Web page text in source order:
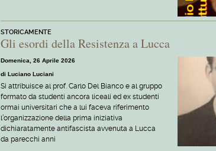
STORICAMENTE
Gli esordi della Resistenza a Lucca
Domenica, 26 Aprile 2026
di Luciano Luciani
Si attribuisce al prof. Carlo Del Bianco e al gruppo
formato da studenti ancora liceali ed ex studenti
ormai universitari che a lui faceva riferimento
l’organizzazione della prima iniziativa
dichiaratamente antifascista avvenuta a Lucca
da parecchi anni